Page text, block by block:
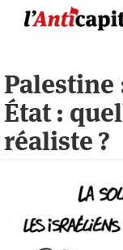
État :
réaliste ?